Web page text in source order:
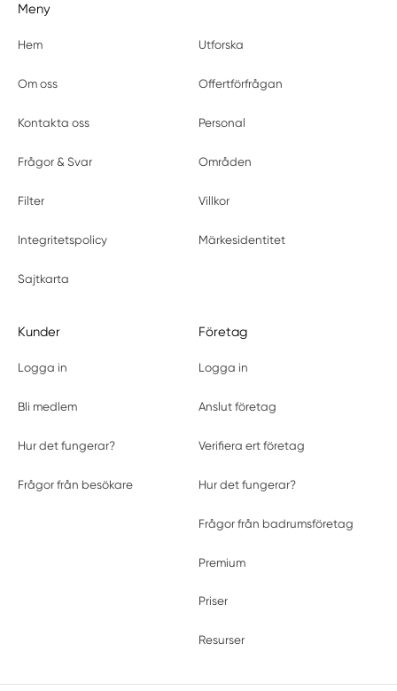
Meny
Hem Utforska
Om oss Offertförfrågan
Kontakta oss Personal
Frågor & Svar Områden
Filter Villkor
Integritetspolicy Märkesidentitet
Sajtkarta
Kunder
Logga in
Bli medlem
Hur det fungerar?
Frågor från besökare
Företag
Logga in
Anslut företag
Verifiera ert företag
Hur det fungerar?
Frågor från badrumsföretag
Premium
Priser
Resurser